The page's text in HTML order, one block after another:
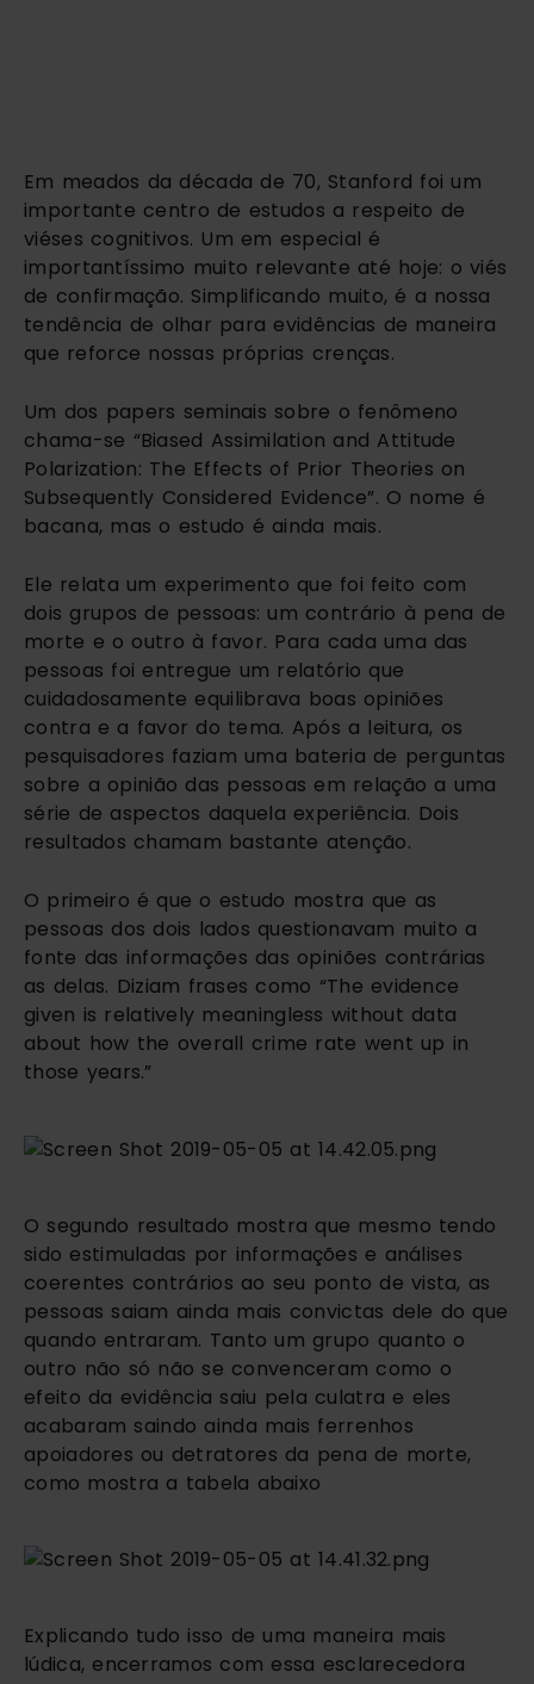
Em meados da década de 70, Stanford foi um
importante centro de estudos a respeito de
viéses cognitivos. Um em especial é
importantíssimo muito relevante até hoje: o viés
de confirmação. Simplificando muito, é a nossa
tendência de olhar para evidências de maneira
que reforce nossas próprias crenças.
Um dos papers seminais sobre o fenômeno
chama-se “Biased Assimilation and Attitude
Polarization: The Effects of Prior Theories on
Subsequently Considered Evidence”. O nome é
bacana, mas o estudo é ainda mais.
Ele relata um experimento que foi feito com
dois grupos de pessoas: um contrário à pena de
morte e o outro à favor. Para cada uma das
pessoas foi entregue um relatório que
cuidadosamente equilibrava boas opiniões
contra e a favor do tema. Após a leitura, os
pesquisadores faziam uma bateria de perguntas
sobre a opinião das pessoas em relação a uma
série de aspectos daquela experiência. Dois
resultados chamam bastante atenção.
O primeiro é que o estudo mostra que as
pessoas dos dois lados questionavam muito a
fonte das informações das opiniões contrárias
as delas. Diziam frases como “The evidence
given is relatively meaningless without data
about how the overall crime rate went up in
those years.”
O segundo resultado mostra que mesmo tendo
sido estimuladas por informações e análises
coerentes contrários ao seu ponto de vista, as
pessoas saiam ainda mais convictas dele do que
quando entraram. Tanto um grupo quanto o
outro não só não se convenceram como o
efeito da evidência saiu pela culatra e eles
acabaram saindo ainda mais ferrenhos
apoiadores ou detratores da pena de morte,
como mostra a tabela abaixo
Explicando tudo isso de uma maneira mais
lúdica, encerramos com essa esclarecedora